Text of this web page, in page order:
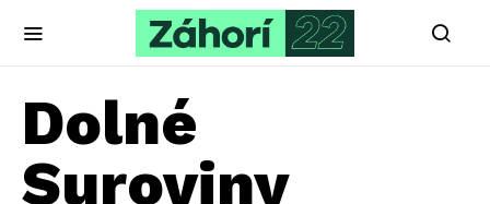
Dolné
Suroviny